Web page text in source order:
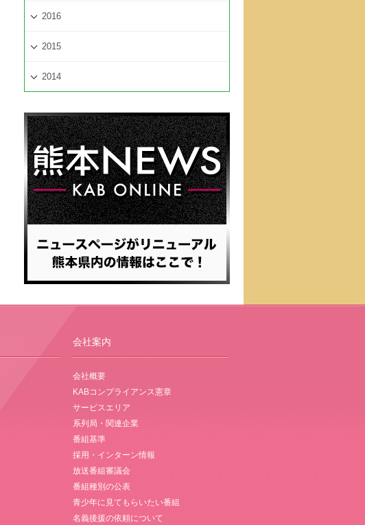
2016
2015
2014
会社案内
会社概要
KABコンプライアンス憲章
サービスエリア
系列局・関連企業
番組基準
採用・インターン情報
放送番組審議会
番組種別の公表
青少年に見てもらいたい番組
名義後援の依頼について